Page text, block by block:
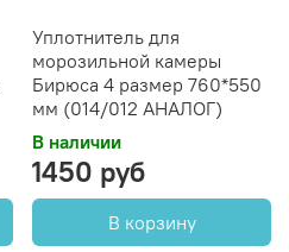
Уплотнитель для
морозильной камеры
Бирюса 4 размер 760*550
мм (014/012 АНАЛОГ)
В наличии
1450 руб
В корзину